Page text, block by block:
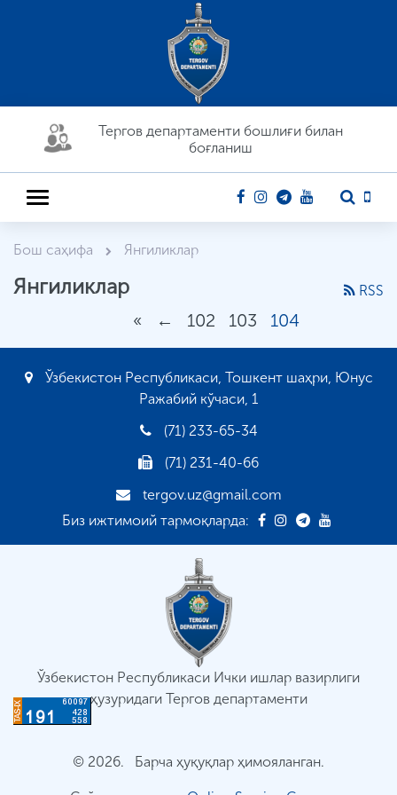
Тергов департaменти бошлиғи билан
боғланиш
Бош саҳифа Янгиликлар
Янгиликлар RSS
« ← 102 103 104
Ўзбекистон Республикаси, Тошкент шаҳри, Юнус
Ражабий кўчаси, 1
(71) 233-65-34
(71) 231-40-66
tergov.uz@gmail.com
Биз ижтимоий тармоқларда:
Ўзбекистон Республикаси Ички ишлар вазирлиги
ҳузуридаги Тергов департаменти
© 2026. Барча ҳуқуқлар ҳимояланган.